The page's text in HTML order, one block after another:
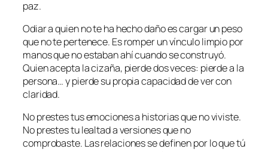
paz.
Odiar a quien no te ha hecho daño es cargar un peso
que no te pertenece. Es romper un vínculo limpio por
manos que no estaban ahí cuando se construyó.
Quien acepta la cizaña, pierde dos veces: pierde a la
persona… y pierde su propia capacidad de ver con
claridad.
No prestes tus emociones a historias que no viviste.
No prestes tu lealtad a versiones que no
comprobaste. Las relaciones se definen por lo que tú